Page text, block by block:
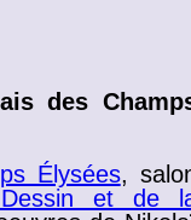
des
Élysées,
et de